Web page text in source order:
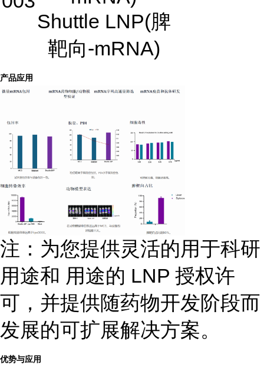
Shuttle LNP(脾
靶向-mRNA)
产品应用
注：为您提供灵活的用于科研
用途和 用途的 LNP 授权许
可，并提供随药物开发阶段而
发展的可扩展解决方案。
优势与应用